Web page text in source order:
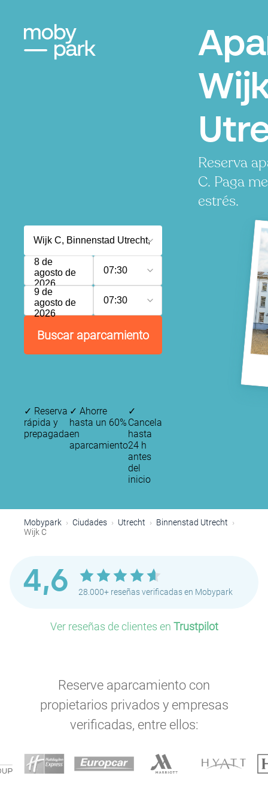
Reserva
C. Paga
estrés.
8 de
agosto de
2026
07:30
9 de
agosto de
2026
07:30
Buscar aparcamiento
✓ Reserva
rápida y
prepagada
✓ Ahorre
hasta un 60%
en
aparcamiento
✓
Cancela
hasta
24 h
antes
del
inicio
Mobypark Ciudades Utrecht
Binnenstad Utrecht
Wijk C
4,6 28.000+ reseñas verificadas en Mobypark
Ver reseñas de clientes en Trustpilot
Reserve aparcamiento con
propietarios privados y empresas
verificadas, entre ellos: